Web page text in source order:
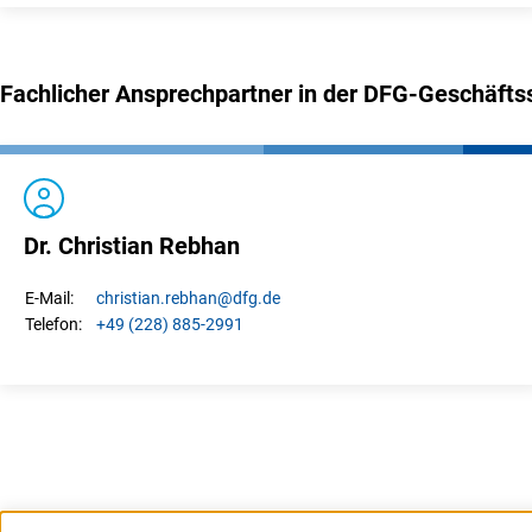
Fachlicher Ansprechpartner in der DFG-
Dr. Christian Rebhan
E-Mail: christian.rebhan@dfg.de
Telefon:
+49 (228) 885-2991